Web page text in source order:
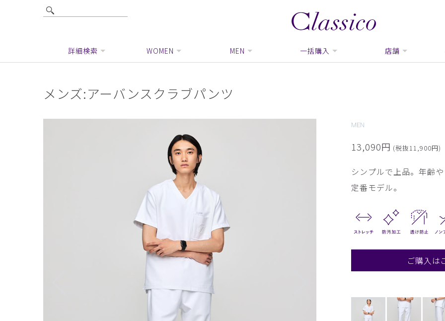
詳細検索 WOMEN MEN 一括購入 店舗
メンズ:アーバンスクラブパンツ
MEN
13,090円 (税抜11,900円)
シンプルで上品。年齢
定番モデル。
ご購入は